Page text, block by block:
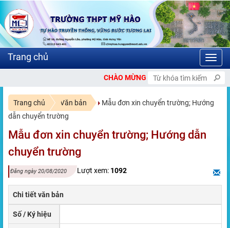
CHÀO MỪNG BẠN ĐẾN VỚI CỔNG
Trang chủ Văn bản
Mẫu đơn xin chuyển trường; Hướng
dẫn chuyển trường
Mẫu đơn xin chuyển trường; Hướng dẫn
chuyển trường
Đăng ngày 20/08/2020 Lượt xem: 1092
Chi tiết văn bản
Số / Ký hiệu